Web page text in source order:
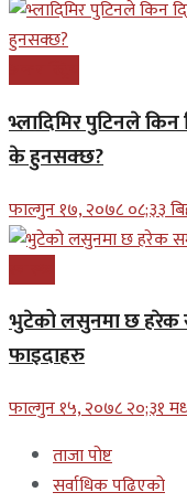
भ्लादिमिर पुटिनले
के हुनसक्छ?
फाल्गुन १७, २०७८ ०८;३३
भुटेको लसुनमा छ हरेक
फाइदाहरु
फाल्गुन १५, २०७८ २०;३१
ताजा पोष्ट
सर्वाधिक पढिएको